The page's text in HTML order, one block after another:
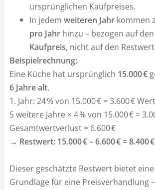
ursprünglichen Kaufpreises.
In jedem weiteren Jahrkommen
pro Jahrhinzu – bezogen auf den
Kaufpreis, nicht auf den
Beispielrechnung:
Eine Küche hat ursprünglich 15.000 €
6 Jahre alt.
1. Jahr: 24 % von 15.000 € = 3.600 €
5 weitere Jahre × 4 % von 15.000 € =
Gesamtwertverlust = 6.600 €
→ Restwert: 15.000 € – 6.600 € = 8.400 €
Dieser geschätzte Restwert bietet
Grundlage für eine Preisverhandlung